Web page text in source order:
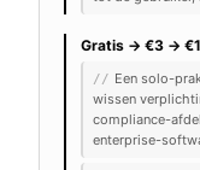
Gratis → €3 →
// Een solo-
wissen
compliance-
enterprise-